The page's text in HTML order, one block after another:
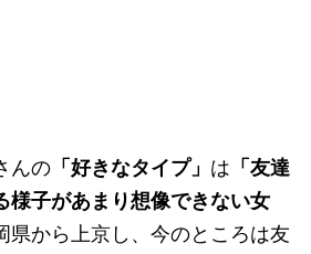
んの 「好きなタイプ」 は 「友達
様子があまり想像できない女
県から上京し、今のところは友